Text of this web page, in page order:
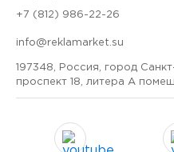
+7 (812) 986-22-26
info@reklamarket.su
197348, Россия, город
проспект 18, литера А